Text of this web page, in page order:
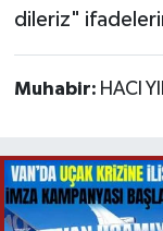
dileriz"
Muhabir: HACI